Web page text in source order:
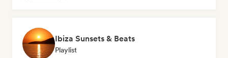
Ibiza Sunsets & Beats
Playlist